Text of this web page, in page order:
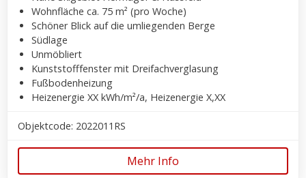
Wohnfläche ca. 75 m² (pro Woche)
Schöner Blick auf die umliegenden Berge
Südlage
Unmöbliert
Kunststofffenster mit Dreifachverglasung
Fußbodenheizung
Heizenergie XX kWh/m²/a, Heizenergie X,XX
Objektcode: 2022011RS
Mehr Info